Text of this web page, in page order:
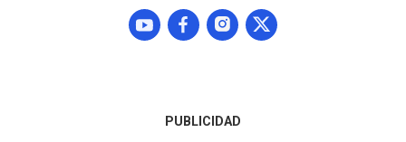
PUBLICIDAD